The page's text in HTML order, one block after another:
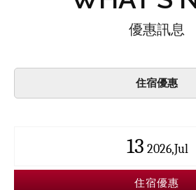
優惠訊息
住宿優惠
13 2026,Jul
住宿優惠